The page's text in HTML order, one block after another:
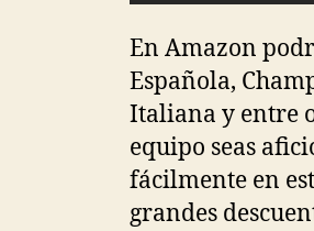
En Amazon
Española,
Italiana y entre
equipo seas
fácilmente en
grandes